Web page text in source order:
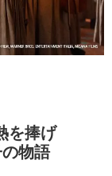
を捧げ
物語